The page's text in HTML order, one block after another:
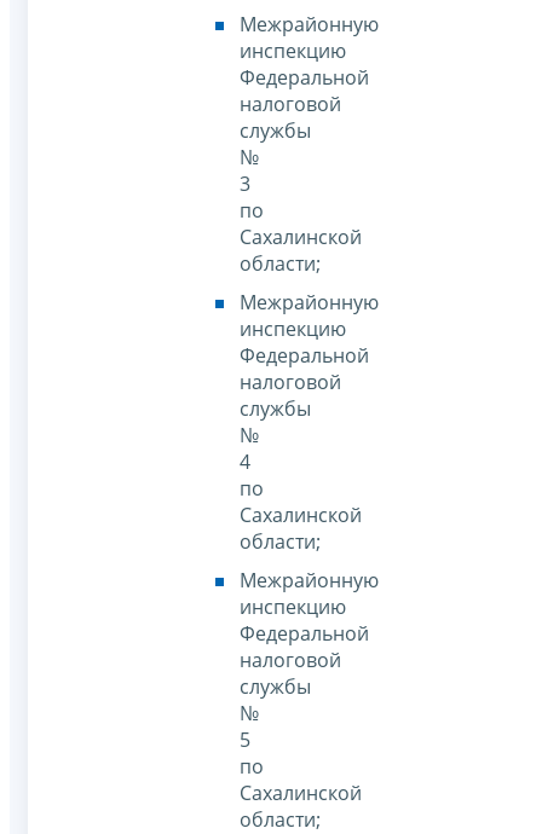
Межрайонную
инспекцию
Федеральной
налоговой
службы
№
3
по
Сахалинской
области;
Межрайонную
инспекцию
Федеральной
налоговой
службы
№
4
по
Сахалинской
области;
Межрайонную
инспекцию
Федеральной
налоговой
службы
№
5
по
Сахалинской
области;